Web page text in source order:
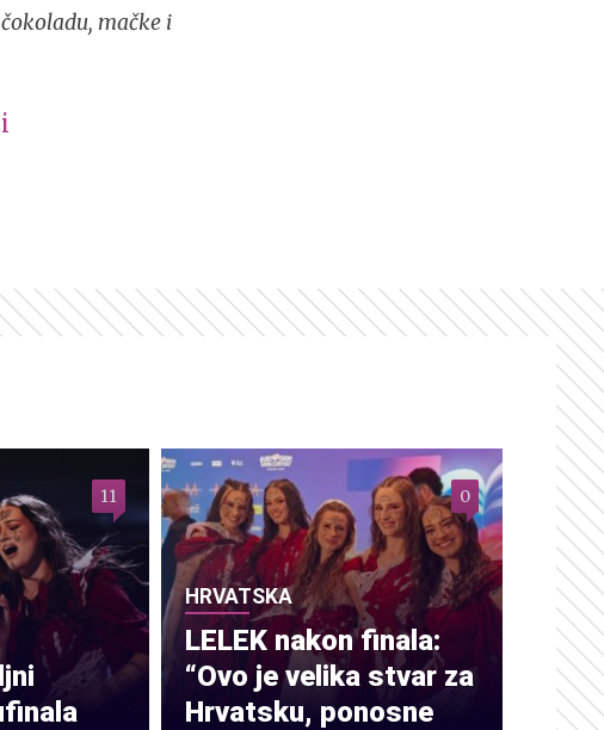
mačke i
11
HRVATSKA
LELEK nakon finala:
“Ovo je velika stvar za
Hrvatsku, ponosne
0